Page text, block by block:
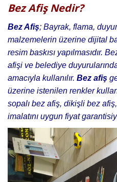
Bez Afiş Nedir?
Bez Afiş; Bayrak, flama,
malzemelerin üzerine dijital
resim baskısı yapılmasıdır.
afişi ve belediye
amacıyla kullanılır. Bez afiş
üzerine istenilen renkler
sopalı bez afiş, dikişli bez
imalatını uygun fiyat